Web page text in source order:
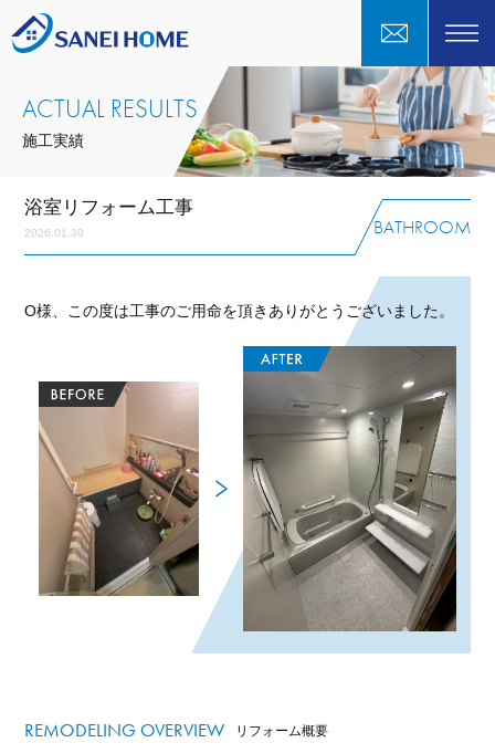
ACTUAL RESULTS
施工実績
BATHROOM
浴室リフォーム工事
2026.01.30
O様、この度は工事のご用命を頂きありがとうございました。
REMODELING OVERVIEW リフォーム概要